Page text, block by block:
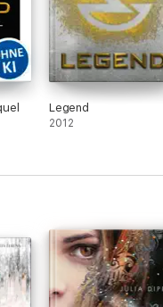
Altertümlicheres mit sich
dass der folgende Band
sein wird.
Legend
2012